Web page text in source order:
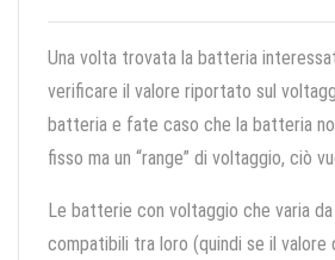
Una volta trovata la batteria
verificare il valore riportato sul
batteria e fate caso che la batteria
fisso ma un “range” di voltaggio, ciò
Le batterie con voltaggio che varia
compatibili tra loro (quindi se il